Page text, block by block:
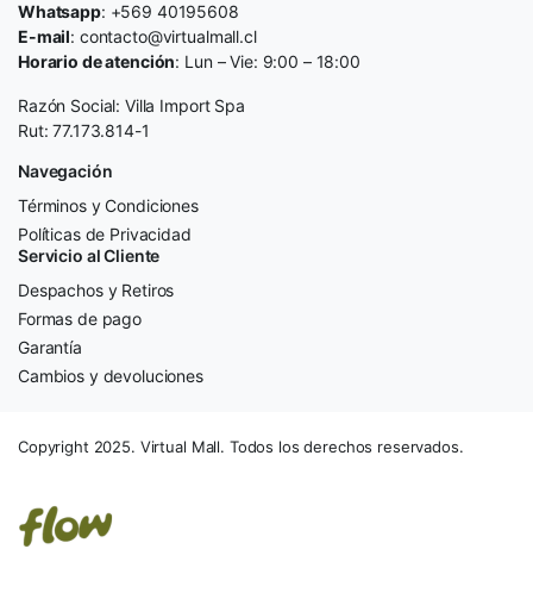
Whatsapp: +569 40195608
E-mail: contacto@virtualmall.cl
Horario de atención: Lun – Vie: 9:00 – 18:00
Razón Social: Villa Import Spa
Rut: 77.173.814-1
Navegación
Términos y Condiciones
Políticas de Privacidad
Servicio al Cliente
Despachos y Retiros
Formas de pago
Garantía
Cambios y devoluciones
Copyright 2025. Virtual Mall. Todos los derechos reservados.